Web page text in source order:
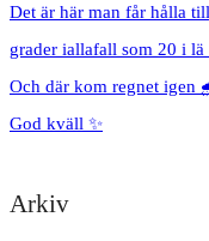
Det är här man får hålla
grader iallafall som 20 i lä
Och där kom regnet igen
God kväll ✨
Arkiv